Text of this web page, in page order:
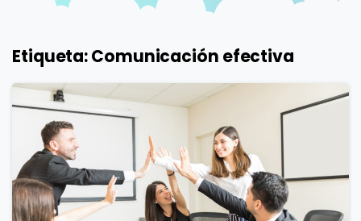
Etiqueta:Comunicación efectiva